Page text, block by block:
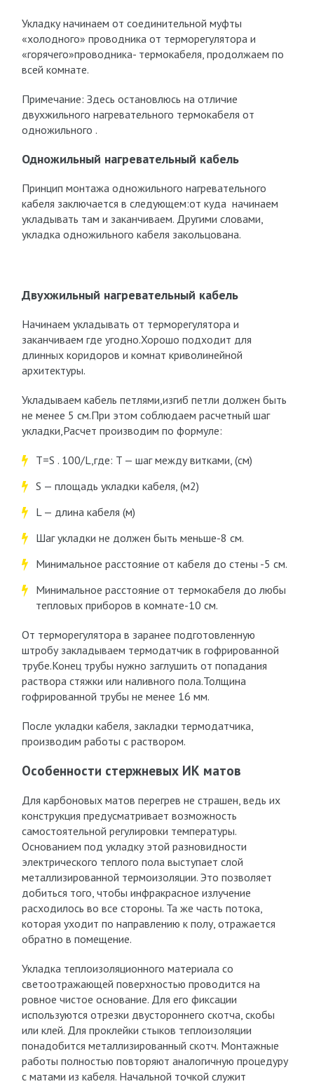
Укладку начинаем от соединительной муфты
«холодного» проводника от терморегулятора и
«горячего»проводника- термокабеля, продолжаем по
всей комнате.
Примечание: Здесь остановлюсь на отличие
двухжильного нагревательного термокабеля от
одножильного .
Одножильный нагревательный кабель
Принцип монтажа одножильного нагревательного
кабеля заключается в следующем:от куда начинаем
укладывать там и заканчиваем. Другими словами,
укладка одножильного кабеля закольцована.
Двухжильный нагревательный кабель
Начинаем укладывать от терморегулятора и
заканчиваем где угодно.Хорошо подходит для
длинных коридоров и комнат криволинейной
архитектуры.
Укладываем кабель петлями,изгиб петли должен быть
не менее 5 см.При этом соблюдаем расчетный шаг
укладки,Расчет производим по формуле:
Т=S . 100/L,где: T — шаг между витками, (см)
S — площадь укладки кабеля, (м2)
L — длина кабеля (м)
Шаг укладки не должен быть меньше-8 см.
Минимальное расстояние от кабеля до стены -5 см.
Минимальное расстояние от термокабеля до любы
тепловых приборов в комнате-10 см.
От терморегулятора в заранее подготовленную
штробу закладываем термодатчик в гофрированной
трубе.Конец трубы нужно заглушить от попадания
раствора стяжки или наливного пола.Толщина
гофрированной трубы не менее 16 мм.
После укладки кабеля, закладки термодатчика,
производим работы с раствором.
Особенности стержневых ИК матов
Для карбоновых матов перегрев не страшен, ведь их
конструкция предусматривает возможность
самостоятельной регулировки температуры.
Основанием под укладку этой разновидности
электрического теплого пола выступает слой
металлизированной термоизоляции. Это позволяет
добиться того, чтобы инфракрасное излучение
расходилось во все стороны. Та же часть потока,
которая уходит по направлению к полу, отражается
обратно в помещение.
Укладка теплоизоляционного материала со
светоотражающей поверхностью проводится на
ровное чистое основание. Для его фиксации
используются отрезки двустороннего скотча, скобы
или клей. Для проклейки стыков теплоизоляции
понадобится металлизированный скотч. Монтажные
работы полностью повторяют аналогичную процедуру
с матами из кабеля. Начальной точкой служит